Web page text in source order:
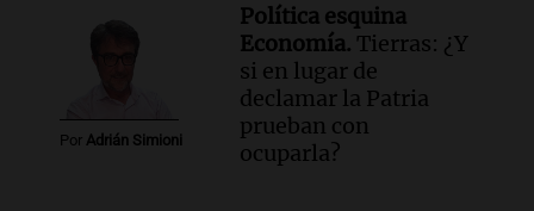
Por Adrián Simioni
Política esquina
Economía. Tierras: ¿Y
si en lugar de
declamar la Patria
prueban con
ocuparla?